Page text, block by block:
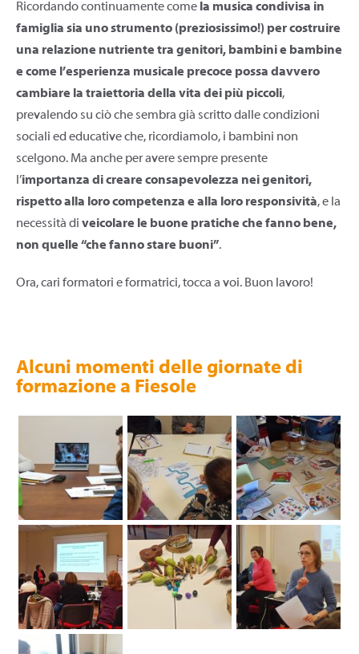
Ricordando continuamente come la musica condivisa in
famiglia sia uno strumento (preziosissimo!) per costruire
una relazione nutriente tra genitori, bambini e bambine
e come l’esperienza musicale precoce possa davvero
cambiare la traiettoria della vita dei più piccoli,
prevalendo su ciò che sembra già scritto dalle condizioni
sociali ed educative che, ricordiamolo, i bambini non
scelgono. Ma anche per avere sempre presente
l’importanza di creare consapevolezza nei genitori,
rispetto alla loro competenza e alla loro responsività, e la
necessità di veicolare le buone pratiche che fanno bene,
non quelle “che fanno stare buoni”.
Ora, cari formatori e formatrici, tocca a voi. Buon lavoro!
Alcuni momenti delle giornate di
formazione a Fiesole